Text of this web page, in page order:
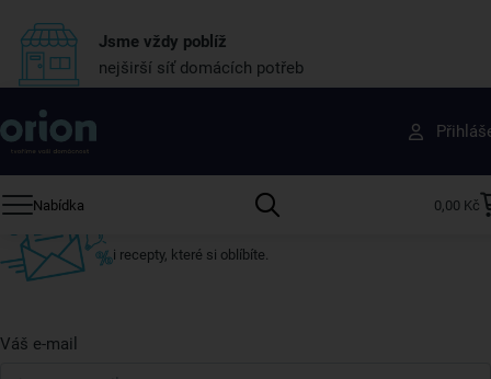
Jsme vždy poblíž
nejširší síť domácích potřeb
Nabídka 0,00 Kč
Získejte rady, recepty a tipy na slevy dřív než
ostatní
Přihlaste se k odběru našeho newsletteru.
i recepty, které si oblíbíte.
Váš e-mail